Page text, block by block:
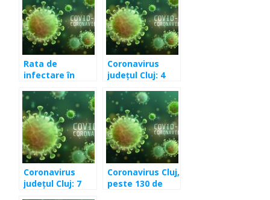
Rata de
infectare în
în continuă
creștere
Coronavirus
județul Cluj: 4
ultimele 24 de
ore
Coronavirus
județul Cluj: 7
Coronavirus Cluj,
peste 130 de